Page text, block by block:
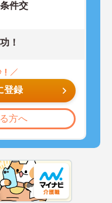
件交
！
登録
方へ